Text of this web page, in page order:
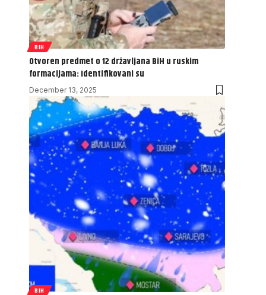
BIH
Otvoren predmet o 12 državljana BiH u ruskim
formacijama: Identifikovani su
December 13, 2025
BIH